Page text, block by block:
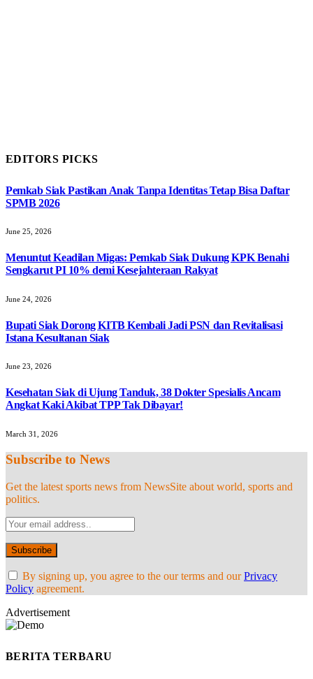
EDITORS PICKS
Pemkab Siak Pastikan Anak Tanpa Identitas Tetap Bisa Daftar
SPMB 2026
June 25, 2026
Menuntut Keadilan Migas: Pemkab Siak Dukung KPK Benahi
Sengkarut PI 10% demi Kesejahteraan Rakyat
June 24, 2026
Bupati Siak Dorong KITB Kembali Jadi PSN dan Revitalisasi
Istana Kesultanan Siak
June 23, 2026
Kesehatan Siak di Ujung Tanduk, 38 Dokter Spesialis Ancam
Angkat Kaki Akibat TPP Tak Dibayar!
March 31, 2026
Subscribe to News
Get the latest sports news from NewsSite about world, sports and
politics.
By signing up, you agree to the our terms and ourPrivacy
Policy agreement.
Advertisement
BERITA TERBARU